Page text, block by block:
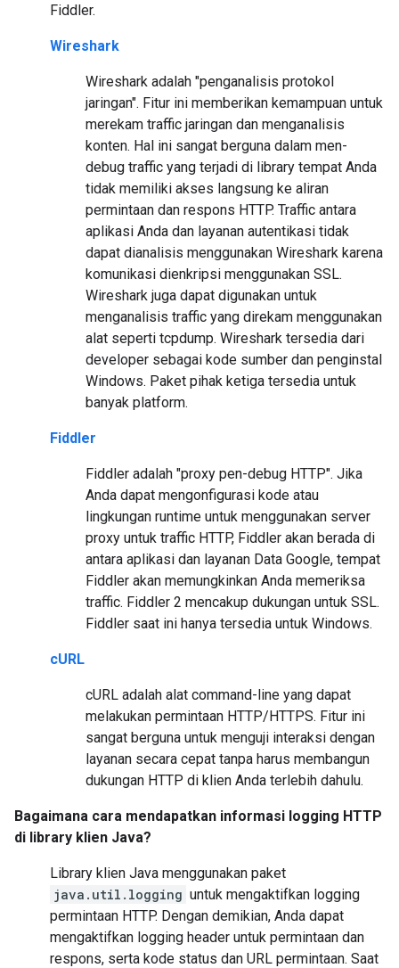
Fiddler.
Wireshark
Wireshark adalah "penganalisis protokol
jaringan". Fitur ini memberikan kemampuan untuk
merekam traffic jaringan dan menganalisis
konten. Hal ini sangat berguna dalam men-
debug traffic yang terjadi di library tempat Anda
tidak memiliki akses langsung ke aliran
permintaan dan respons HTTP. Traffic antara
aplikasi Anda dan layanan autentikasi tidak
dapat dianalisis menggunakan Wireshark karena
komunikasi dienkripsi menggunakan SSL.
Wireshark juga dapat digunakan untuk
menganalisis traffic yang direkam menggunakan
alat seperti tcpdump. Wireshark tersedia dari
developer sebagai kode sumber dan penginstal
Windows. Paket pihak ketiga tersedia untuk
banyak platform.
Fiddler
Fiddler adalah "proxy pen-debug HTTP". Jika
Anda dapat mengonfigurasi kode atau
lingkungan runtime untuk menggunakan server
proxy untuk traffic HTTP, Fiddler akan berada di
antara aplikasi dan layanan Data Google, tempat
Fiddler akan memungkinkan Anda memeriksa
traffic. Fiddler 2 mencakup dukungan untuk SSL.
Fiddler saat ini hanya tersedia untuk Windows.
cURL
cURL adalah alat command-line yang dapat
melakukan permintaan HTTP/HTTPS. Fitur ini
sangat berguna untuk menguji interaksi dengan
layanan secara cepat tanpa harus membangun
dukungan HTTP di klien Anda terlebih dahulu.
Bagaimana cara mendapatkan informasi logging HTTP
di library klien Java?
Library klien Java menggunakan paket
java.util.logging untuk mengaktifkan logging
permintaan HTTP. Dengan demikian, Anda dapat
mengaktifkan logging header untuk permintaan dan
respons, serta kode status dan URL permintaan. Saat